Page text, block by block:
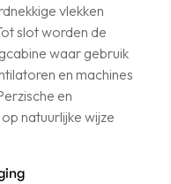
vlekken
slot worden de
waar gebruik
en machines
en
natuurlijke wijze